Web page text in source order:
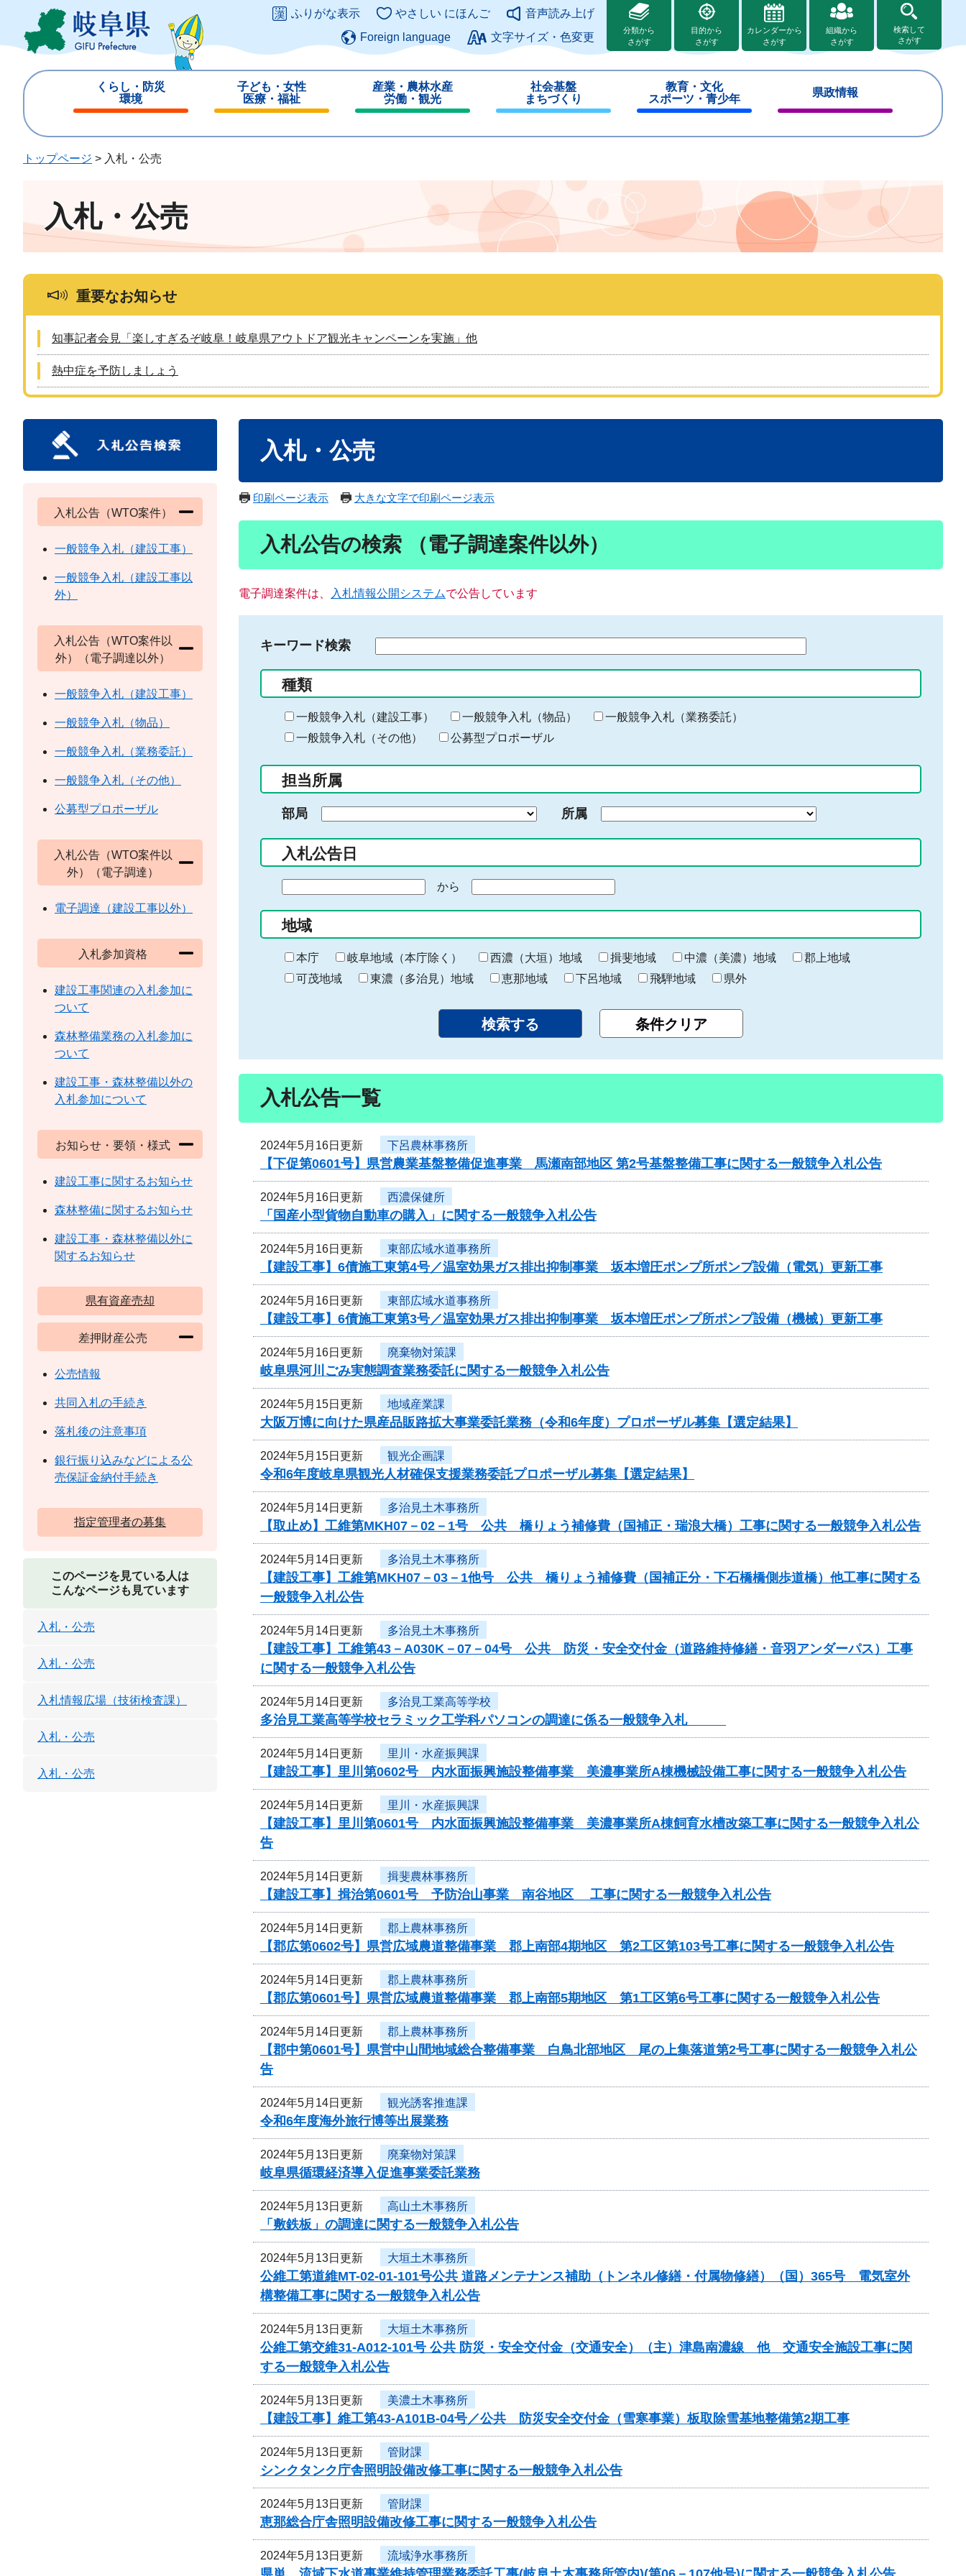
ジ
ュ
このページの本文へ
ふりがな表示 やさしい にほんご
音声読み上げ
Foreign language
文字サイズ・色変更
分類から
さがす
目的から
さがす
カレンダーから
さがす
組織から
さがす
検索して
さがす
くらし・防災
環境
じ
子ども・女性
医療・福祉
じ
産業・農林水産
労働・観光
じ
社会基盤
まちづくり
じ
教育・文化
スポーツ・青少年
じ
県政情報
じ
トップページ > 入札・公売
入札・公売
重要なお知らせ
知事記者会見「楽しすぎるぞ岐阜！岐阜県アウトドア観光キャンペーンを実施」他
熱中症を予防しましょう
入札・公売
印刷ページ表示 大きな文字で印刷ページ表示
入札公告の検索 （電子調達案件以外）
電子調達案件は、 入札情報公開システムで公告しています
キーワード検索
る
キ
ー
ー
入
力
種類
一般競争入札（建設工事） 一般競争入札（物品）
一般競争入札（業務委託）
一般競争入札（その他）
公募型プロポーザル
担当所属
部局 所属
入札公告日
の
始
ま
り
から
終
わ
り
地域
本庁 岐阜地域（本庁除く） 西濃（大垣）地域 揖斐地域 中濃（美濃）地域
郡上地域
可茂地域
東濃（多治見）地域 恵那地域 下呂地域 飛騨地域 県外
入札公告一覧
2024年5月16日更新 下呂農林事務所
【下促第0601号】県営農業基盤整備促進事業 馬瀬南部地区 第2号基盤整備工事に関する一般競争入札公告
2024年5月16日更新 西濃保健所
「国産小型貨物自動車の購入」に関する一般競争入札公告
2024年5月16日更新 東部広域水道事務所
【建設工事】6債施工東第4号／温室効果ガス排出抑制事業 坂本増圧ポンプ所ポンプ設備（電気）更新工事
2024年5月16日更新 東部広域水道事務所
【建設工事】6債施工東第3号／温室効果ガス排出抑制事業 坂本増圧ポンプ所ポンプ設備（機械）更新工事
2024年5月16日更新 廃棄物対策課
岐阜県河川ごみ実態調査業務委託に関する一般競争入札公告
2024年5月15日更新 地域産業課
大阪万博に向けた県産品販路拡大事業委託業務（令和6年度）プロポーザル募集【選定結果】
2024年5月15日更新 観光企画課
令和6年度岐阜県観光人材確保支援業務委託プロポーザル募集【選定結果】
2024年5月14日更新 多治見土木事務所
【取止め】工維第MKH07－02－1号 公共 橋りょう補修費（国補正・瑞浪大橋）工事に関する一般競争入札公告
2024年5月14日更新 多治見土木事務所
【建設工事】工維第MKH07－03－1他号 公共 橋りょう補修費（国補正分・下石橋橋側歩道橋）他工事に関する
一般競争入札公告
2024年5月14日更新 多治見土木事務所
【建設工事】工維第43－A030K－07－04号 公共 防災・安全交付金（道路維持修繕・音羽アンダーパス）工事
に関する一般競争入札公告
2024年5月14日更新 多治見工業高等学校
多治見工業高等学校セラミック工学科パソコンの調達に係る一般競争入札
2024年5月14日更新 里川・水産振興課
【建設工事】里川第0602号 内水面振興施設整備事業 美濃事業所A棟機械設備工事に関する一般競争入札公告
2024年5月14日更新 里川・水産振興課
【建設工事】里川第0601号 内水面振興施設整備事業 美濃事業所A棟飼育水槽改築工事に関する一般競争入札公
告
2024年5月14日更新 揖斐農林事務所
【建設工事】揖治第0601号 予防治山事業 南谷地区 工事に関する一般競争入札公告
2024年5月14日更新 郡上農林事務所
【郡広第0602号】県営広域農道整備事業 郡上南部4期地区 第2工区第103号工事に関する一般競争入札公告
2024年5月14日更新 郡上農林事務所
【郡広第0601号】県営広域農道整備事業 郡上南部5期地区 第1工区第6号工事に関する一般競争入札公告
2024年5月14日更新 郡上農林事務所
【郡中第0601号】県営中山間地域総合整備事業 白鳥北部地区 尾の上集落道第2号工事に関する一般競争入札公
告
2024年5月14日更新 観光誘客推進課
令和6年度海外旅行博等出展業務
2024年5月13日更新 廃棄物対策課
岐阜県循環経済導入促進事業委託業務
2024年5月13日更新 高山土木事務所
「敷鉄板」の調達に関する一般競争入札公告
2024年5月13日更新 大垣土木事務所
公維工第道維MT-02-01-101号公共 道路メンテナンス補助（トンネル修繕・付属物修繕）（国）365号 電気室外
構整備工事に関する一般競争入札公告
2024年5月13日更新 大垣土木事務所
公維工第交維31-A012-101号 公共 防災・安全交付金（交通安全）（主）津島南濃線 他 交通安全施設工事に関
する一般競争入札公告
2024年5月13日更新 美濃土木事務所
【建設工事】維工第43-A101B-04号／公共 防災安全交付金（雪寒事業）板取除雪基地整備第2期工事
2024年5月13日更新 管財課
シンクタンク庁舎照明設備改修工事に関する一般競争入札公告
2024年5月13日更新 管財課
恵那総合庁舎照明設備改修工事に関する一般競争入札公告
2024年5月13日更新 流域浄水事務所
入札公告（WTO案件）
一般競争入札（建設工事）
一般競争入札（建設工事以
外）
入札公告（WTO案件以
外）（電子調達以外）
一般競争入札（建設工事）
一般競争入札（物品）
一般競争入札（業務委託）
一般競争入札（その他）
公募型プロポーザル
入札公告（WTO案件以
外）（電子調達）
電子調達（建設工事以外）
入札参加資格
建設工事関連の入札参加に
ついて
森林整備業務の入札参加に
ついて
建設工事・森林整備以外の
入札参加について
お知らせ・要領・様式
建設工事に関するお知らせ
森林整備に関するお知らせ
建設工事・森林整備以外に
関するお知らせ
県有資産売却
差押財産公売
公売情報
共同入札の手続き
落札後の注意事項
銀行振り込みなどによる公
売保証金納付手続き
指定管理者の募集
このページを見ている人は
こんなページも見ています
入札・公売
入札・公売
入札情報広場（技術検査課）
入札・公売
入札・公売